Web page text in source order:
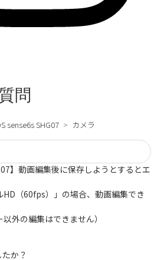
問
sense6s SHG07 カメラ
】動画編集後に保存しようとするとエ
（60fps）」の場合、動画編集でき
以外の編集はできません）
か？